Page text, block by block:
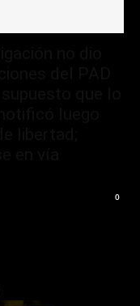
0